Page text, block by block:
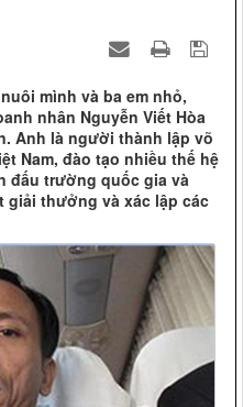
mình và ba em nhỏ,
nhân Nguyễn Viết Hòa
Anh là người thành lập võ
Nam, đào tạo nhiều thế hệ
đấu trường quốc gia và
thưởng và xác lập các